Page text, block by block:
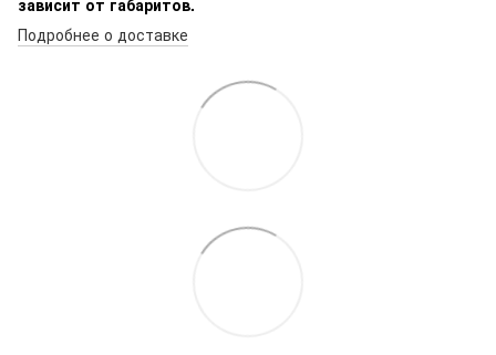
зависит от габаритов.
Подробнее о доставке